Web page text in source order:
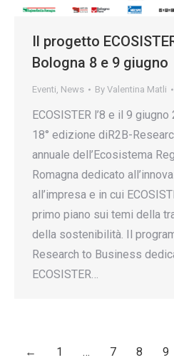
Il progetto
Bologna 8 e 9 giugno
Eventi, News By Valentina Matli
ECOSISTER l’8 e il 9
18° edizione diR2B-
annuale dell’Ecosistema
Romagna dedicato
all’impresa e in cui
primo piano sui temi della
della sostenibilità. Il
Research to Business
ECOSISTER…
← 1 … 7 8 9